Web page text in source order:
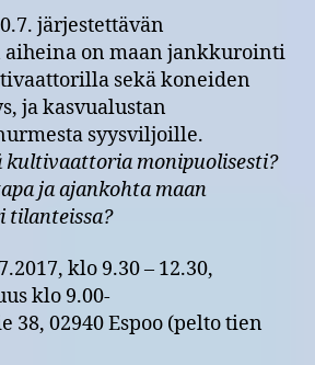
Uudellamaalla
20.7.2017
–
kultivointi
ja
jankkurointi
sekä
koneiden
järjestettävän
aiheina on maan jankkurointi
sekä koneiden
ja kasvualustan
syysviljoille.
monipuolisesti?
ja ajankohta maan
klo 9.30 – 12.30,
klo 9.00-
38, 02940 Espoo (pelto tien